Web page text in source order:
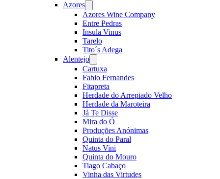
Azores
menu
Azores Wine Company
Entre Pedras
Insula Vinus
Tarelo
Tito´s Adega
Alentejo
menu
Cartuxa
Fabio Fernandes
Fitapreta
Herdade do Arrepiado Velho
Herdade da Maroteira
Já Te Disse
Mira do Ó
Produções Anónimas
Quinta do Paral
Natus Vini
Quinta do Mouro
Tiago Cabaço
Vinha das Virtudes